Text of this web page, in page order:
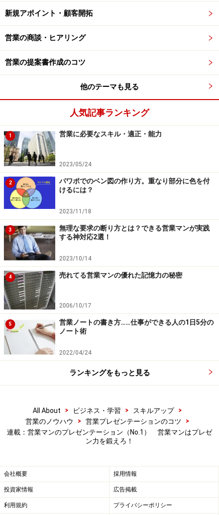
新規アポイント・顧客開拓
営業の商談・ヒアリング
営業の提案書作成のコツ
他のテーマも見る
人気記事ランキング
1 営業に必要なスキル・適正・能力
2023/05/24
2
パワポでのベン図の作り方。重なり部分に色を付
けるには？
2023/11/18
3
無理な要求の断り方とは？できる営業マンが実践
する神対応2選！
2023/10/14
4 売れてる営業マンの優れた記憶力の秘密
2006/10/17
5
営業ノートの書き方……仕事ができる人の1日5分の
ノート術
2022/04/24
ランキングをもっと見る
All About > ビジネス・学習 > スキルアップ
>
営業のノウハウ
> 営業プレゼンテーションのコツ
>
連載：営業マンのプレゼンテーション（No.1） 営業マンはプレゼ
ン力を鍛えろ！
会社概要 採用情報
投資家情報 広告掲載
利用規約 プライバシーポリシー